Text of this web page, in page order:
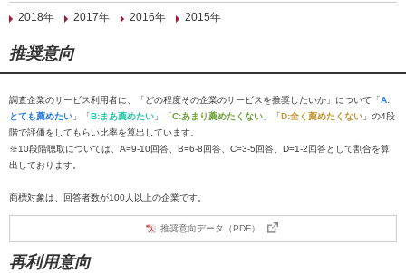
2018年
2017年 2016年 2015年
推奨意向
調査企業のサービス利用者に、「どの程度その企業のサービスを推奨したいか」について「A:
とても薦めたい 」「B:まあ薦めたい 」「C:あまり薦めたくない 」「D:全く薦めたくない 」の4段
階で評価をしてもらい比率を算出しています。
※10段階聴取については、A=9-10回答、B=6-8回答、C=3-5回答、D=1-2回答として割合を算
出しております。
商標対象は、回答者数が100人以上の企業です。
推奨意向データ（PDF）
再利用意向